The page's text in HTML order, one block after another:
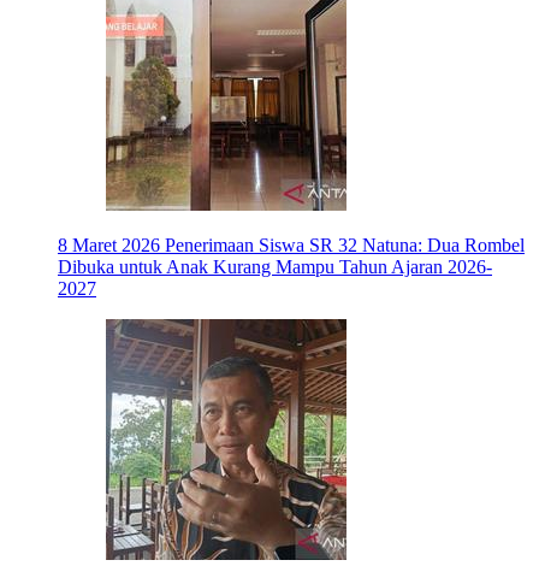
8 Maret 2026 Penerimaan Siswa SR 32 Natuna: Dua Rombel
Dibuka untuk Anak Kurang Mampu Tahun Ajaran 2026-
2027